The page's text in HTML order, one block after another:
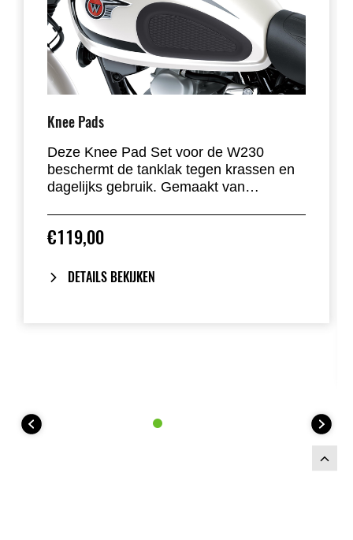
Knee Pads
Deze Knee Pad Set voor de W230
beschermt de tanklak tegen krassen en
dagelijks gebruik. Gemaakt van
€119,00
DETAILS BEKIJKEN